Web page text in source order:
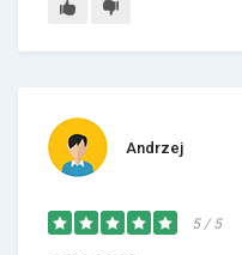
Andrzej
5 / 5